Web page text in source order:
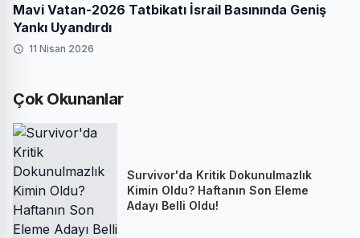
Mavi Vatan-2026 Tatbikatı İsrail Basınında Geniş
Yankı Uyandırdı
11 Nisan 2026
Çok Okunanlar
Survivor'da Kritik Dokunulmazlık
Kimin Oldu? Haftanın Son Eleme
Adayı Belli Oldu!